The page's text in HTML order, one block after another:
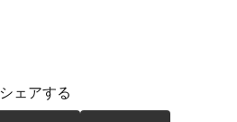
シェアする